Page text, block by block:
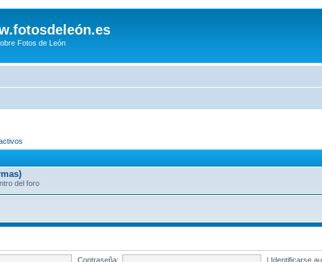
Fotos de León
del foro
Contraseña: | Identificarse